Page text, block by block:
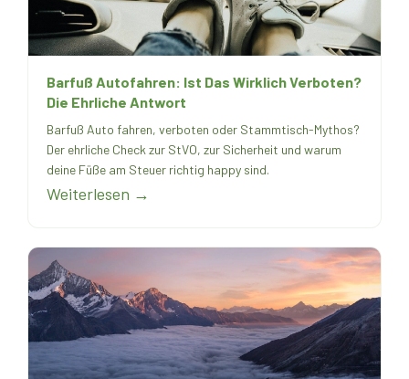
Barfuß Autofahren: Ist Das Wirklich Verboten?
Die Ehrliche Antwort
Barfuß Auto fahren, verboten oder Stammtisch-Mythos?
Der ehrliche Check zur StVO, zur Sicherheit und warum
deine Füße am Steuer richtig happy sind.
Weiterlesen →